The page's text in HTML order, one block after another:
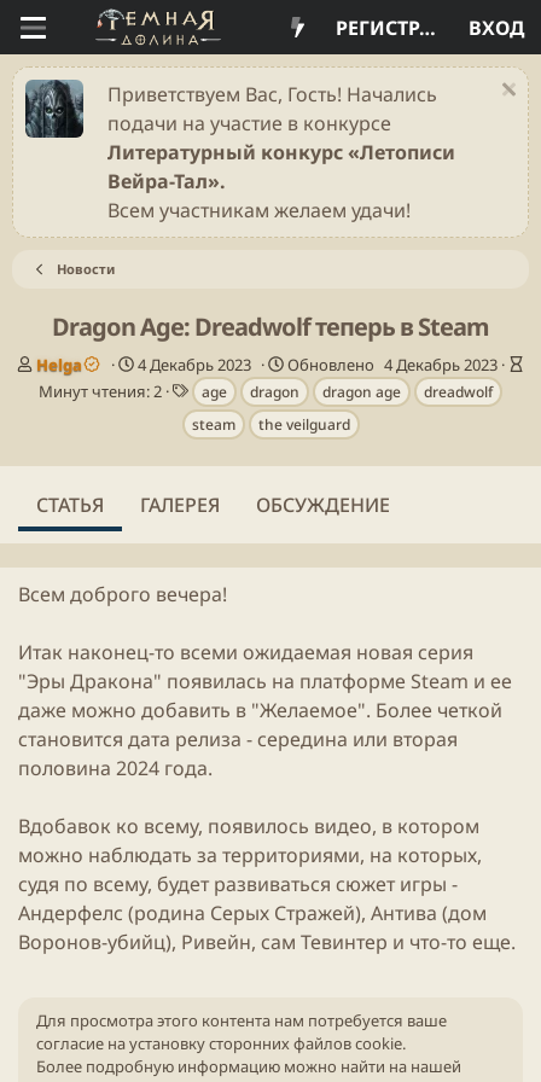
ВХОД
РЕГИСТРАЦИЯ
Приветствуем Вас, Гость! Начались
подачи на участие в конкурсе
Литературный конкурс «Летописи
Вейра-Тал».
Всем участникам желаем удачи!
Новости
Dragon Age: Dreadwolf теперь в Steam
А
в
Helga
Д
а
б
и
к
а
и
4 Декабрь 2023 Обновлено 4 Декабрь 2023
н
и
Минут чтения: 2
Т
е
г
age dragon dragon age
dreadwolf
steam
the veilguard
СТАТЬЯ ГАЛЕРЕЯ ОБСУЖДЕНИЕ
Всем доброго вечера!
Итак наконец-то всеми ожидаемая новая серия
"Эры Дракона" появилась на платформе Steam и ее
даже можно добавить в "Желаемое". Более четкой
становится дата релиза - середина или вторая
половина 2024 года.
Вдобавок ко всему, появилось видео, в котором
можно наблюдать за территориями, на которых,
судя по всему, будет развиваться сюжет игры -
Андерфелс (родина Серых Стражей), Антива (дом
Воронов-убийц), Ривейн, сам Тевинтер и что-то еще.
Для просмотра этого контента нам потребуется ваше
согласие на установку сторонних файлов cookie.
Более подробную информацию можно найти на нашей